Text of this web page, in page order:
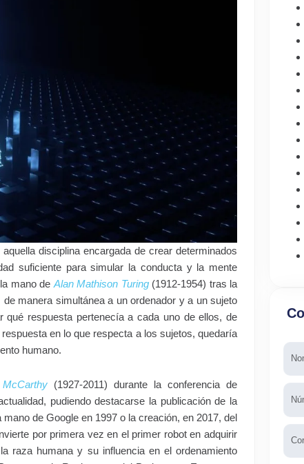
disciplina encargada de crear determinados
suficiente para simular la conducta y la mente
mano de Alan Mathison Turing (1912-1954) tras la
manera simultánea a un ordenador y a un sujeto
respuesta pertenecía a cada uno de ellos, de
en lo que respecta a los sujetos, quedaría
humano.
(1927-2011) durante la conferencia de
pudiendo destacarse la publicación de la
de Google en 1997 o la creación, en 2017, del
por primera vez en el primer robot en adquirir
raza humana y su influencia en el ordenamiento